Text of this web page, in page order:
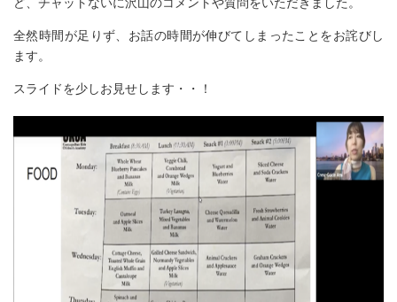
全然時間が足りず、お話の時間が伸びてしまったことをお詫びし
ます。
スライドを少しお見せします・・！